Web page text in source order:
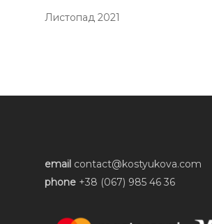
Листопад 2021
email contact@kostyukova.com
phone +38 (067) 985 46 36